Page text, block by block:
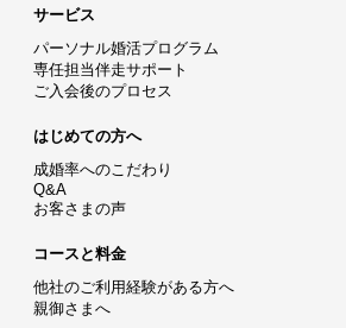
サービス
パーソナル婚活プログラム
専任担当伴走サポート
ご入会後のプロセス
はじめての方へ
成婚率へのこだわり
Q&A
お客さまの声
コースと料金
他社のご利用経験がある方へ
親御さまへ